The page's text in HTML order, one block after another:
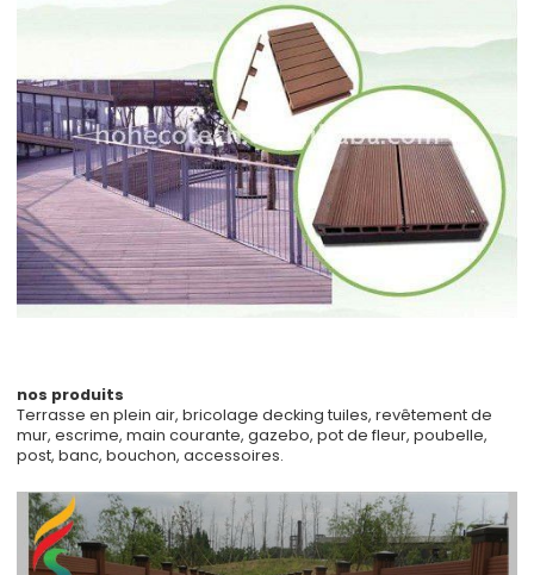
nos produits
Terrasse en plein air, bricolage decking tuiles, revêtement de
mur, escrime, main courante, gazebo, pot de fleur, poubelle,
post, banc, bouchon, accessoires.